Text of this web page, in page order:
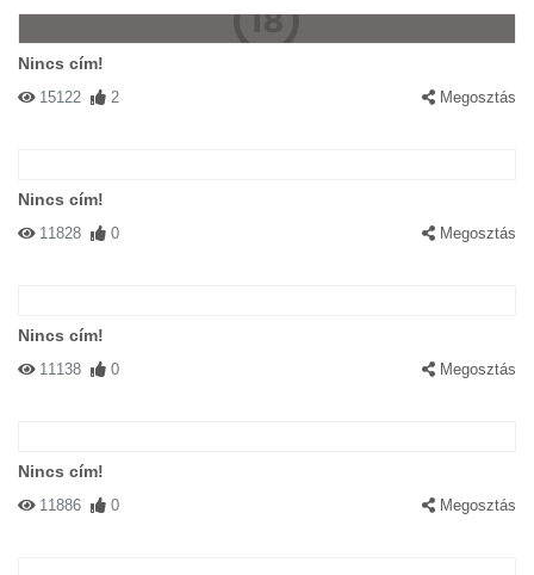
Nincs cím!
15122 2 Megosztás
Nincs cím!
11828 0 Megosztás
Nincs cím!
11138 0 Megosztás
Nincs cím!
11886 0 Megosztás